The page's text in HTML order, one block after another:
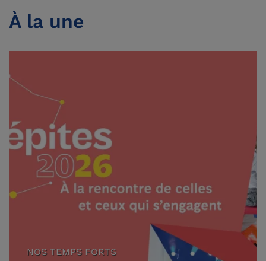
À la une
NOS TEMPS FORTS